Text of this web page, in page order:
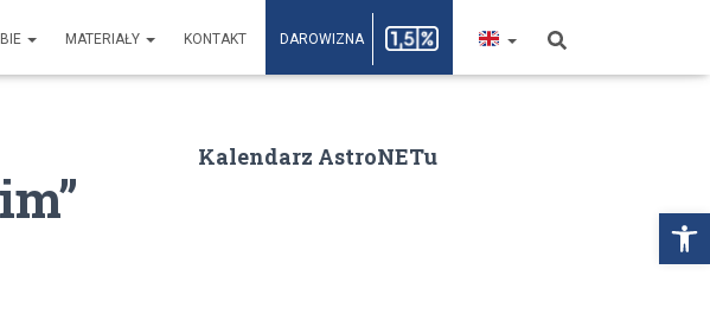
Open toolbar
MATERIAŁY KONTAKT DAROWIZNA
Kalendarz AstroNETu